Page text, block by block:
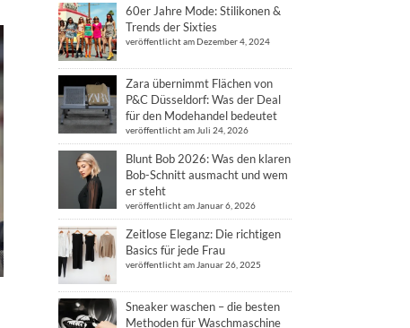
60er Jahre Mode: Stilikonen &
Trends der Sixties
veröffentlicht am Dezember 4, 2024
Zara übernimmt Flächen von
P&C Düsseldorf: Was der Deal
für den Modehandel bedeutet
veröffentlicht am Juli 24, 2026
Blunt Bob 2026: Was den klaren
Bob-Schnitt ausmacht und wem
er steht
veröffentlicht am Januar 6, 2026
Zeitlose Eleganz: Die richtigen
Basics für jede Frau
veröffentlicht am Januar 26, 2025
Sneaker waschen – die besten
Methoden für Waschmaschine